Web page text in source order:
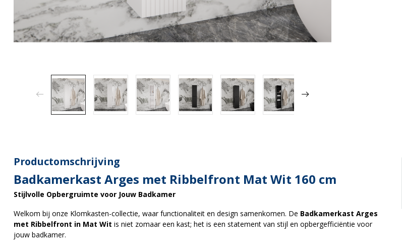
Productomschrijving
Badkamerkast Arges met Ribbelfront Mat Wit 160 cm
Stijlvolle Opbergruimte voor Jouw Badkamer
Welkom bij onze Klomkasten-collectie, waar functionaliteit en design samenkomen. De Badkamerkast Arges
met Ribbelfront in Mat Wit is niet zomaar een kast; het is een statement van stijl en opbergefficiëntie voor
jouw badkamer.